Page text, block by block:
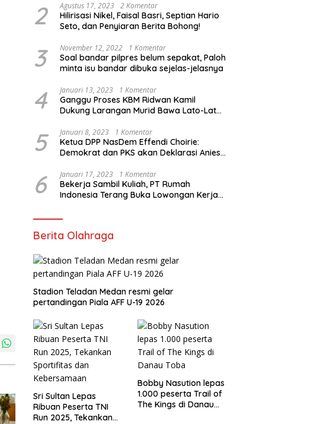
2 Agustus 17, 2023 2 Komentar
Hilirisasi Nikel, Faisal Basri, Septian Hario
Seto, dan Penyiaran Berita Bohong!
3 November 12, 2022 1 Komentar
Soal bandar pilpres belum sepakat, Paloh
minta isu bandar dibuka sejelas-jelasnya
4 Januari 13, 2023 1 Komentar
Ganggu Proses KBM Ridwan Kamil
Dukung Larangan Murid Bawa Lato-Lato
5 Januari 8, 2023 1 Komentar
Ketua DPP NasDem Effendi Choirie:
Demokrat dan PKS akan Deklarasi Anies
6 Januari 17, 2023 1 Komentar
Bekerja Sambil Kuliah, PT Rumah
Indonesia Terang Buka Lowongan Kerja
Berita Olahraga
Stadion Teladan Medan resmi gelar
pertandingan Piala AFF U-19 2026
Sri Sultan Lepas
Ribuan Peserta TNI
Run 2025, Tekankan
Bobby Nasution lepas
1.000 peserta Trail of
The Kings di Danau